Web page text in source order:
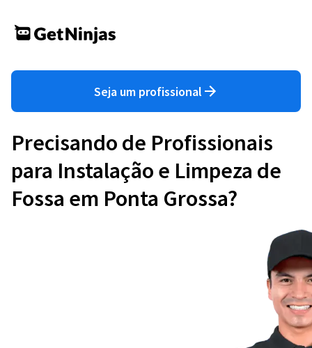
Seja um profissional
Precisando de Profissionais
para Instalação e Limpeza de
Fossa em Ponta Grossa?